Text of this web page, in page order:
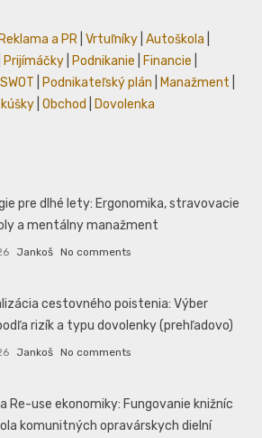
Reklama a PR Vrtuľníky Autoškola
Prijímáčky Podnikanie Financie
SWOT Podnikateľský plán Manažment
Obchod Dovolenka
pre dlhé lety: Ergonomika, stravovacie
a mentálny manažment
Jankoš No comments
cestovného poistenia: Výber
rizík a typu dovolenky (prehľadovo)
Jankoš No comments
Re-use ekonomiky: Fungovanie knižníc
komunitných opravárskych dielní